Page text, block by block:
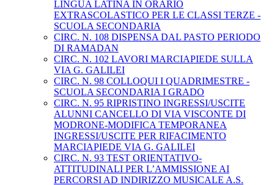
LINGUA LATINA IN ORARIO
EXTRASCOLASTICO PER LE CLASSI TERZE -
SCUOLA SECONDARIA
CIRC. N. 108 DISPENSA DAL PASTO PERIODO
DI RAMADAN
CIRC. N. 102 LAVORI MARCIAPIEDE SULLA
VIA G. GALILEI
CIRC. N. 98 COLLOQUI I QUADRIMESTRE -
SCUOLA SECONDARIA I GRADO
CIRC. N. 95 RIPRISTINO INGRESSI/USCITE
ALUNNI CANCELLO DI VIA VISCONTE DI
MODRONE-MODIFICA TEMPORANEA
INGRESSI/USCITE PER RIFACIMENTO
MARCIAPIEDE VIA G. GALILEI
CIRC. N. 93 TEST ORIENTATIVO-
ATTITUDINALI PER L’AMMISSIONE AI
PERCORSI AD INDIRIZZO MUSICALE A.S.